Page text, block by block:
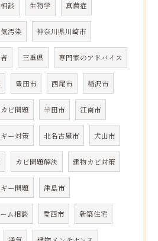
談 生物学 真菌症
汚染 神奈川県川崎市
三重県 専門家のアドバイス
豊田市 西尾市 稲沢市
ビ問題 半田市 江南市
ー対策 北名古屋市 犬山市
カビ問題解決 建物カビ対策
ー問題 津島市
ム相談 愛西市 新築住宅